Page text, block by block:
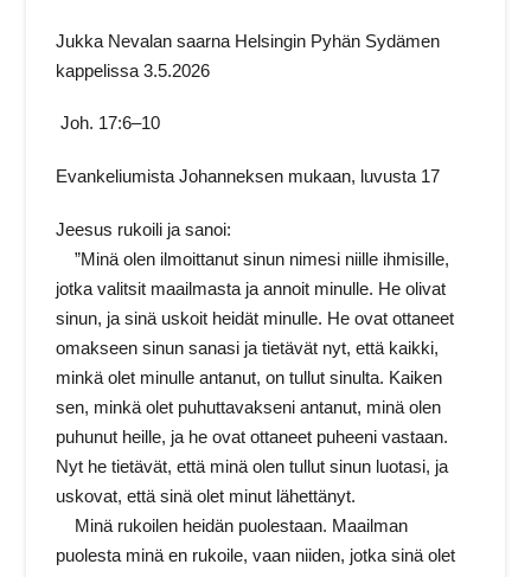
Jukka Nevalan saarna Helsingin Pyhän Sydämen
kappelissa 3.5.2026
Joh. 17:6–10
Evankeliumista Johanneksen mukaan, luvusta 17
Jeesus rukoili ja sanoi:
”Minä olen ilmoittanut sinun nimesi niille ihmisille,
jotka valitsit maailmasta ja annoit minulle. He olivat
sinun, ja sinä uskoit heidät minulle. He ovat ottaneet
omakseen sinun sanasi ja tietävät nyt, että kaikki,
minkä olet minulle antanut, on tullut sinulta. Kaiken
sen, minkä olet puhuttavakseni antanut, minä olen
puhunut heille, ja he ovat ottaneet puheeni vastaan.
Nyt he tietävät, että minä olen tullut sinun luotasi, ja
uskovat, että sinä olet minut lähettänyt.
Minä rukoilen heidän puolestaan. Maailman
puolesta minä en rukoile, vaan niiden, jotka sinä olet